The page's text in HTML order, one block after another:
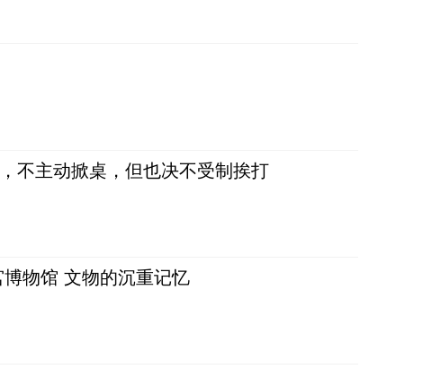
不主动掀桌，但也决不受制挨打
物馆 文物的沉重记忆